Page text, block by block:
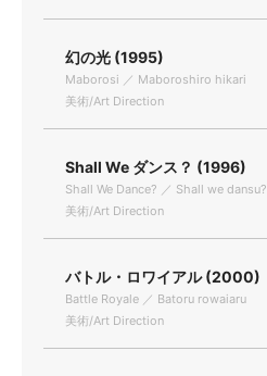
幻の光 (1995)
Maborosi ／ Maboroshiro hikari
美術/Art Direction
Shall We ダンス？ (1996)
Shall We Dance? ／ Shall we dansu?
美術/Art Direction
バトル・ロワイアル (2000)
Battle Royale ／ Batoru rowaiaru
美術/Art Direction